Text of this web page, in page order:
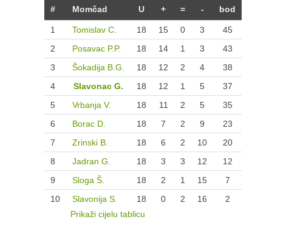
# Momčad U + = - bod
1 Tomislav C. 18 15 0 3
45
2
Posavac P.P. 18 14 1 3
43
3
Šokadija B.G. 18 12 2 4
38
4
Slavonac G. 18 12 1 5
37
5
Vrbanja V. 18 11 2 5
35
6
Borac D. 18 7 2 9
23
7
Zrinski B. 18 6 2 10
20
8
Jadran G. 18 3 3 12
12
9
Sloga Š. 18 2 1 15
7
10
Slavonija S. 18 0 2 16
2
Prikaži cijelu tablicu